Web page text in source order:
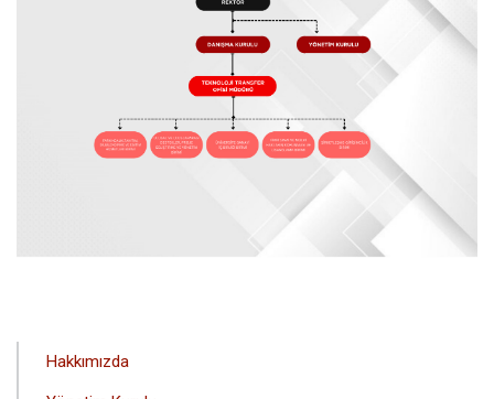
ANAHakkımızda